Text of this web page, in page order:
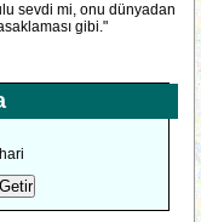
sevdi mi, onu dünyadan
gibi."